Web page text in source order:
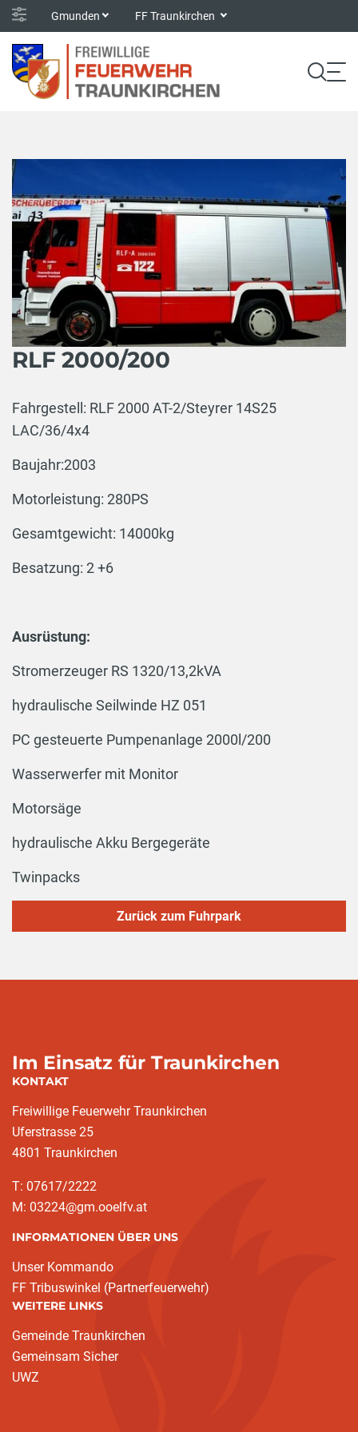
Gmunden FF Traunkirchen
RLF 2000/200
Fahrgestell: RLF 2000 AT-2/Steyrer 14S25
LAC/36/4x4
Baujahr:2003
Motorleistung: 280PS
Gesamtgewicht: 14000kg
Besatzung: 2 +6
Ausrüstung:
Stromerzeuger RS 1320/13,2kVA
hydraulische Seilwinde HZ 051
PC gesteuerte Pumpenanlage 2000l/200
Wasserwerfer mit Monitor
Motorsäge
hydraulische Akku Bergegeräte
Twinpacks
Zurück zum Fuhrpark
Im Einsatz für Traunkirchen
KONTAKT
Freiwillige Feuerwehr Traunkirchen
Uferstrasse 25
4801 Traunkirchen
T: 07617/2222
M: 03224@gm.ooelfv.at
INFORMATIONEN ÜBER UNS
Unser Kommando
FF Tribuswinkel (Partnerfeuerwehr)
WEITERE LINKS
Gemeinde Traunkirchen
Gemeinsam Sicher
UWZ